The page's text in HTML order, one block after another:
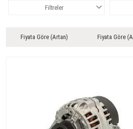
Filtreler
Fiyata Göre (Artan) Fiyata Göre